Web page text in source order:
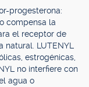
progesterona:
compensa la
el receptor de
natural. LUTENYL
estrogénicas,
no interfiere con
agua o